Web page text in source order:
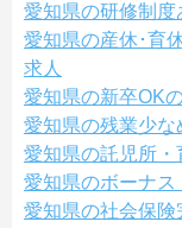
愛知県の研修制度
愛知県の産休･育
求人
愛知県の新卒OK
愛知県の残業少な
愛知県の託児所・
愛知県のボーナス
愛知県の社会保険